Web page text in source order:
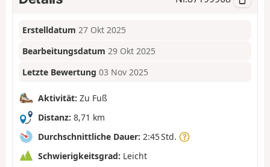
Erstelldatum 27 Okt 2025
Bearbeitungsdatum 29 Okt 2025
Letzte Bewertung 03 Nov 2025
Aktivität: Zu Fuß
Distanz: 8,71 km
Durchschnittliche Dauer: 2:45 Std.
Schwierigkeitsgrad: Leicht